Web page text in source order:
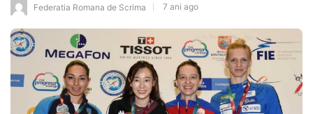
Federatia Romana de Scrima 7 ani ago